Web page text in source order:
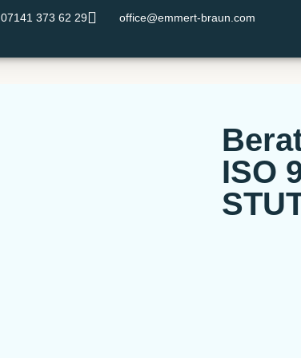
07141 373 62 29 office@emmert-braun.com
ISO